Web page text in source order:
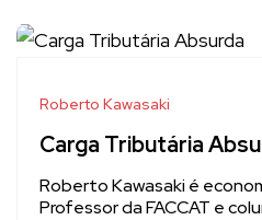
Roberto Kawasaki
Carga Tributária
Roberto Kawasaki é
Professor da FACCAT e